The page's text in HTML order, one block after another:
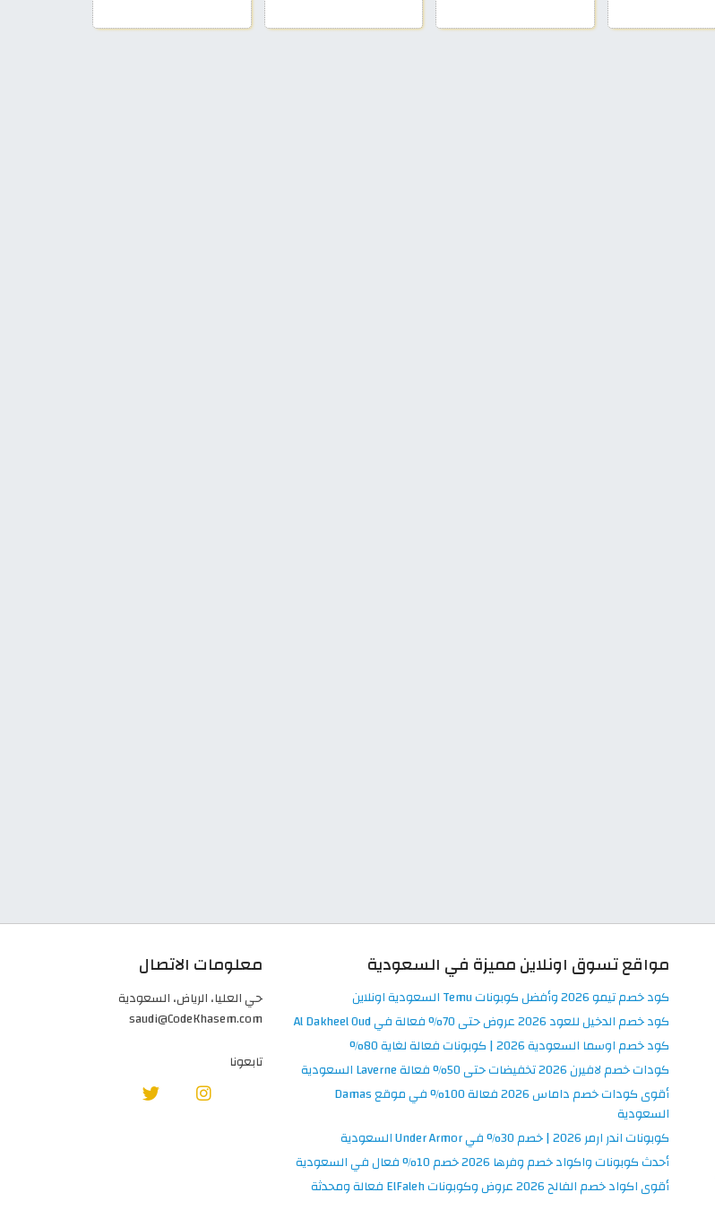
مواقع تسوق اونلاين مميزة في السعودية
كود خصم تيمو 2026 وأفضل كوبونات Temu السعودية اونلاين
كود خصم الدخيل للعود 2026 عروض حتى 70% فعالة في Al Dakheel Oud
كود خصم اوسما السعودية 2026 | كوبونات فعالة لغاية 80%
كودات خصم لافيرن 2026 تخفيضات حتى 50% فعالة Laverne السعودية
أقوى كودات خصم داماس 2026 فعالة 100% في موقع Damas
السعودية
كوبونات اندر ارمر 2026 | خصم 30% في Under Armor السعودية
أحدث كوبونات واكواد خصم وفرها 2026 خصم 10% فعال في السعودية
أقوى اكواد خصم الفالح 2026 عروض وكوبونات ElFaleh فعالة ومحدثة
معلومات الاتصال
حي العليا، الرياض، السعودية
saudi@CodeKhasem.com
تابعونا